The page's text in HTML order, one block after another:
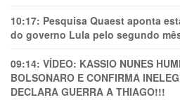
10:17: Pesquisa Quaest aponta
do governo Lula pelo segundo
09:14: VÍDEO: KASSIO NUNES
BOLSONARO E CONFIRMA
DECLARA GUERRA A THIAGO!!!